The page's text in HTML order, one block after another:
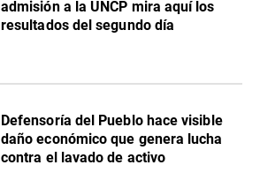
admisión a la UNCP mira aquí los
resultados del segundo día
Defensoría del Pueblo hace visible
daño económico que genera lucha
contra el lavado de activo